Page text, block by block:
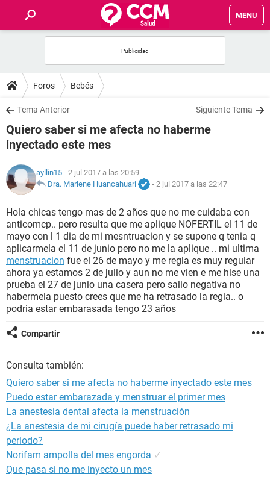
MENU
FOROS
SALUD
FAMILIA
NUTRICIÓN
SEXUALIDAD
GLOSARIO
Foros Bebés
Tema Anterior Siguiente Tema
Quiero saber si me afecta no haberme
inyectado este mes
ayllin15 - 2 jul 2017 a las 20:59
Dra. Marlene Huancahuari
- 2 jul 2017 a las 22:47
Hola chicas tengo mas de 2 años que no me cuidaba con
anticomcp.. pero resulta que me aplique NOFERTIL el 11 de
mayo con l 1 dia de mi mesntruacion y se supone q tenia q
aplicarmela el 11 de junio pero no me la aplique .. mi ultima
menstruacion fue el 26 de mayo y me regla es muy regular
ahora ya estamos 2 de julio y aun no me vien e me hise una
prueba el 27 de junio una casera pero salio negativa no
habermela puesto crees que me ha retrasado la regla.. o
podria estar embarasada tengo 23 años
Compartir
Consulta también:
Quiero saber si me afecta no haberme inyectado este mes
Puedo estar embarazada y menstruar el primer mes
La anestesia dental afecta la menstruación
¿La anestesia de mi cirugía puede haber retrasado mi
periodo?
Norifam ampolla del mes engorda ✓
Que pasa si no me inyecto un mes